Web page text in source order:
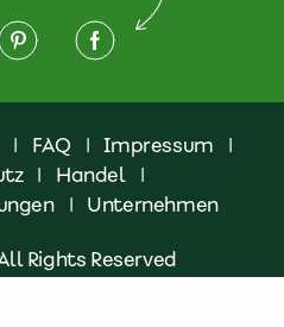
| FAQ | Impressum
|
| Handel
|
| Unternehmen
Rights Reserved